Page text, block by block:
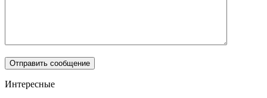
Интересные